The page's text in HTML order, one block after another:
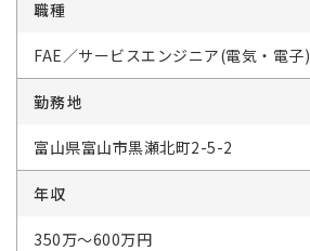
職種
FAE／サービスエンジニア(電気・電子)
勤務地
富山県富山市黒瀬北町2-5-2
年収
350万～600万円